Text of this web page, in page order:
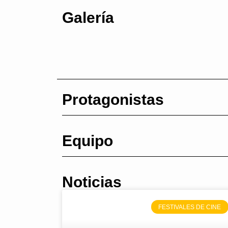
Galería
Protagonistas
Equipo
Noticias
FESTIVALES DE CINE